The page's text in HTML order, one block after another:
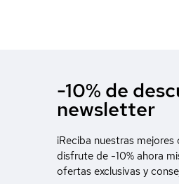
-10% de
newsletter
¡Reciba nuestras
disfrute de -10% ahora
ofertas exclusivas y